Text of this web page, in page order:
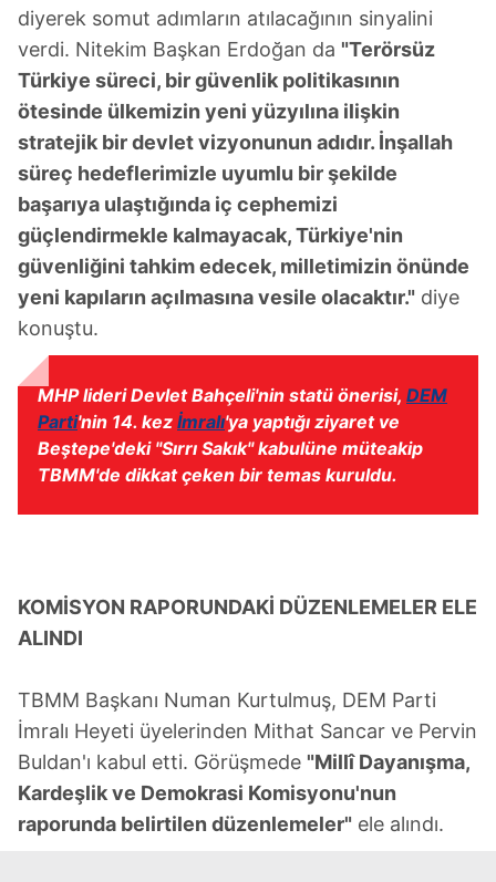
diyerek somut adımların atılacağının sinyalini
verdi. Nitekim Başkan Erdoğan da "Terörsüz
Türkiye süreci, bir güvenlik politikasının
ötesinde ülkemizin yeni yüzyılına ilişkin
stratejik bir devlet vizyonunun adıdır. İnşallah
süreç hedeflerimizle uyumlu bir şekilde
başarıya ulaştığında iç cephemizi
güçlendirmekle kalmayacak, Türkiye'nin
güvenliğini tahkim edecek, milletimizin önünde
yeni kapıların açılmasına vesile olacaktır." diye
konuştu.
MHP lideri Devlet Bahçeli'nin statü önerisi, DEM
Parti'nin 14. kez İmralı'ya yaptığı ziyaret ve
Beştepe'deki "Sırrı Sakık" kabulüne müteakip
TBMM'de dikkat çeken bir temas kuruldu.
KOMİSYON RAPORUNDAKİ DÜZENLEMELER ELE
ALINDI
TBMM Başkanı Numan Kurtulmuş, DEM Parti
İmralı Heyeti üyelerinden Mithat Sancar ve Pervin
Buldan'ı kabul etti. Görüşmede "Millî Dayanışma,
Kardeşlik ve Demokrasi Komisyonu'nun
raporunda belirtilen düzenlemeler" ele alındı.